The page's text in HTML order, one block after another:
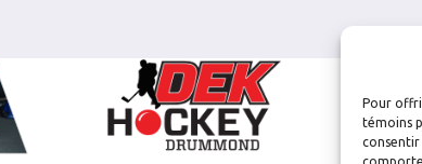
Pour
témoins
consentir